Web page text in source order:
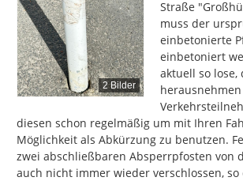
2 Bilder
Straße
muss der
einbetonierte
einbetoniert
aktuell so lose,
diesen schon regelmäßig um mit Ihren
Möglichkeit als Abkürzung zu benutzen.
zwei abschließbaren Absperrpfosten von
auch nicht immer wieder verschlossen, so